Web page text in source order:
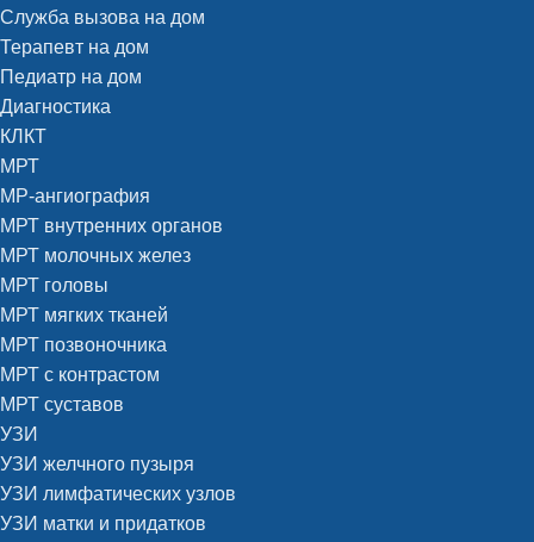
Служба вызова на дом
Терапевт на дом
Педиатр на дом
Диагностика
КЛКТ
МРТ
МР-ангиография
МРТ внутренних органов
МРТ молочных желез
МРТ головы
МРТ мягких тканей
МРТ позвоночника
МРТ с контрастом
МРТ суставов
УЗИ
УЗИ желчного пузыря
УЗИ лимфатических узлов
УЗИ матки и придатков